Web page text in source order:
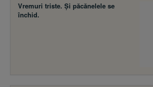
Vremuri triste. Şi păcănelele se
închid.